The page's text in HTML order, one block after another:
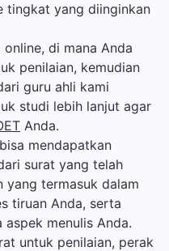
tingkat yang diinginkan
di mana Anda
penilaian, kemudian
guru ahli kami
studi lebih lanjut agar
Anda.
mendapatkan
surat yang telah
yang termasuk dalam
tiruan Anda, serta
menulis Anda.
untuk penilaian, perak